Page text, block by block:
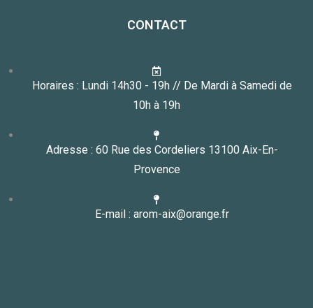
CONTACT
Horaires : Lundi 14h30 - 19h // De Mardi à Samedi de
10h à 19h
Adresse : 60 Rue des Cordeliers 13100 Aix-En-
Provence
E-mail : arom-aix@orange.fr